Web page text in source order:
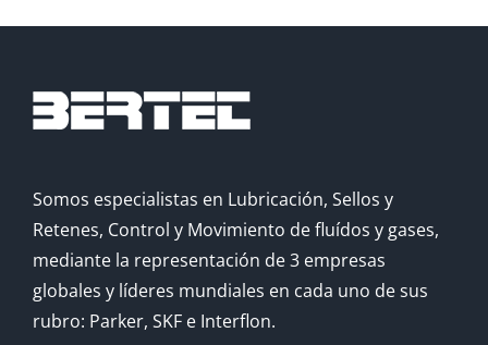
Somos especialistas en Lubricación, Sellos y
Retenes, Control y Movimiento de fluídos y gases,
mediante la representación de 3 empresas
globales y líderes mundiales en cada uno de sus
rubro: Parker, SKF e Interflon.